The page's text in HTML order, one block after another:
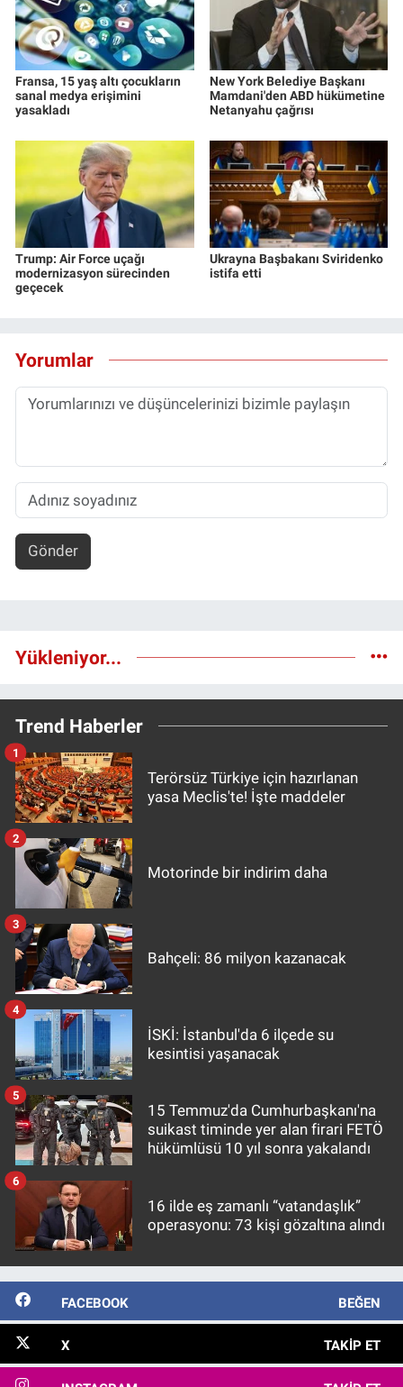
Fransa, 15 yaş altı çocukların
sanal medya erişimini
yasakladı
New York Belediye Başkanı
Mamdani'den ABD hükümetine
Netanyahu çağrısı
Trump: Air Force uçağı
modernizasyon sürecinden
geçecek
Ukrayna Başbakanı Sviridenko
istifa etti
Yorumlar
Gönder
Yükleniyor...
Trend Haberler
Terörsüz Türkiye için hazırlanan
yasa Meclis'te! İşte maddeler
1
Motorinde bir indirim daha
2
Bahçeli: 86 milyon kazanacak
3
İSKİ: İstanbul'da 6 ilçede su
kesintisi yaşanacak
4
15 Temmuz'da Cumhurbaşkanı'na
suikast timinde yer alan firari FETÖ
hükümlüsü 10 yıl sonra yakalandı
5
16 ilde eş zamanlı “vatandaşlık”
operasyonu: 73 kişi gözaltına alındı
6
FACEBOOK BEĞEN
X TAKIP ET